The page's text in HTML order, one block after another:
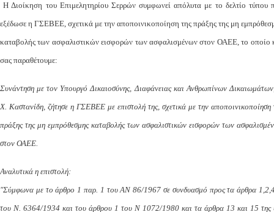
Η Διοίκηση του Επιμελητηρίου Σερρών συμφωνεί απόλυτα με το δελτίο τύπου
εξέδωσε η ΓΣΕΒΕΕ, σχετικά με την αποποινικοποίηση της πράξης της μη
καταβολής των ασφαλιστικών εισφορών των ασφαλισμένων στον ΟΑΕΕ, το οποίο
σας παραθέτουμε:
Συνάντηση με τον Υπουργό Δικαιοσύνης, Διαφάνειας και Ανθρωπίνων
Χ. Καστανίδη, ζήτησε η ΓΣΕΒΕΕ με επιστολή της, σχετικά με την αποποινικοποίηση
πράξης της μη εμπρόθεσμης καταβολής των ασφαλιστικών εισφορών των
στον ΟΑΕΕ.
Αναλυτικά η επιστολή:
"Σύμφωνα με το άρθρο 1 παρ. 1 του ΑΝ 86/1967 σε συνδυασμό προς τα άρθρα
του Ν. 6364/1934 και του άρθρου 1 του Ν 1072/1980 και τα άρθρα 13 και 15 της